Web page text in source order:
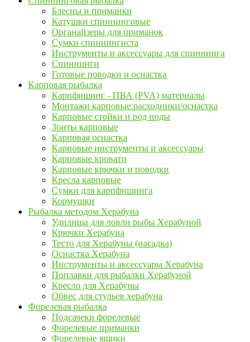
Блесны и приманки
Катушки спиннинговые
Органайзеры для приманок
Сумки спиннингиста
Инструменты и аксессуары для спиннинга
Спиннинги
Готовые поводки и оснастка
Карповая рыбалка
Карпфишинг - ПВА (PVA) материалы
Монтажи карповые:расходники/оснастка
Карповые стойки и род поды
Зонты карповые
Карповая оснастка
Карповые инструменты и аксессуары
Карповые кровати
Карповые крючки и поводки
Кресла карповые
Сумки для карпфишинга
Кормушки
Рыбалка методом Херабуна
Удилища для ловли рыбы Херабуной
Крючки Херабуна
Тесто для Херабуны (насадка)
Оснастка Херабуна
Инструменты и аксессуары Херабуна
Поплавки для рыбалки Херабуной
Кресло для Херабуны
Обвес для стульев херабуна
Форелевая рыбалка
Подсачеки форелевые
Форелевые приманки
Форелевые ящики